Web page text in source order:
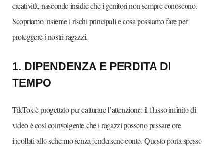
creatività, nasconde insidie che i genitori non sempre conoscono.
Scopriamo insieme i rischi principali e cosa possiamo fare per
proteggere i nostri ragazzi.
1.⁠ ⁠DIPENDENZA E PERDITA DI
TEMPO
TikTok è progettato per catturare l’attenzione: il flusso infinito di
video è così coinvolgente che i ragazzi possono passare ore
incollati allo schermo senza rendersene conto. Questo porta spesso